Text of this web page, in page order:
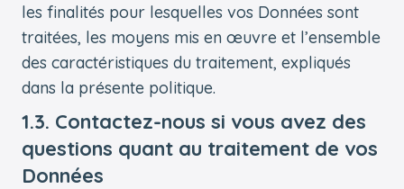
les finalités pour lesquelles vos Données sont
traitées, les moyens mis en œuvre et l’ensemble
des caractéristiques du traitement, expliqués
dans la présente politique.
1.3. Contactez-nous si vous avez des
questions quant au traitement de vos
Données